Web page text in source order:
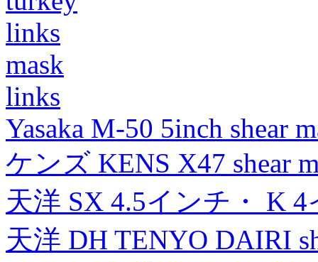
links
mask
links
Yasaka M-50 5inch shear
ケンズ KENS X47 shear
天洋 SX 4.5インチ・ K
天洋 DH TENYO DAIRI